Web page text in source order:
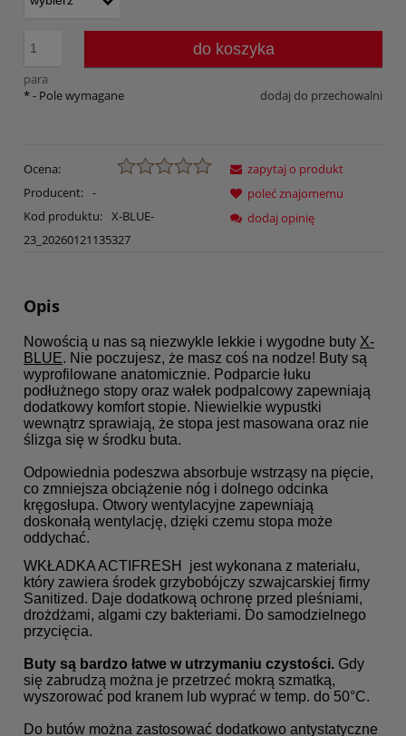
para
do koszyka
dodaj do przechowalni
*- Pole wymagane
Ocena:
Producent: -
Kod produktu: X-BLUE-
23_20260121135327
zapytaj o produkt
poleć znajomemu
dodaj opinię
Opis
Nowością u nas są niezwykle lekkie i wygodne buty X-
BLUE. Nie poczujesz, że masz coś na nodze! Buty są
wyprofilowane anatomicznie. Podparcie łuku
podłużnego stopy oraz wałek podpalcowy zapewniają
dodatkowy komfort stopie. Niewielkie wypustki
wewnątrz sprawiają, że stopa jest masowana oraz nie
ślizga się w środku buta.
Odpowiednia podeszwa absorbuje wstrząsy na pięcie,
co zmniejsza obciążenie nóg i dolnego odcinka
kręgosłupa. Otwory wentylacyjne zapewniają
doskonałą wentylację, dzięki czemu stopa może
oddychać.
WKŁADKA ACTIFRESH jest wykonana z materiału,
który zawiera środek grzybobójczy szwajcarskiej firmy
Sanitized. Daje dodatkową ochronę przed pleśniami,
drożdżami, algami czy bakteriami. Do samodzielnego
przycięcia.
Buty są bardzo łatwe w utrzymaniu czystości. Gdy
się zabrudzą można je przetrzeć mokrą szmatką,
wyszorować pod kranem lub wyprać w temp. do 50°C.
Do butów można zastosować dodatkowo antystatyczne